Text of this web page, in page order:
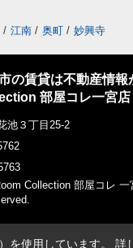
/ 江南 / 奥町 / 妙興寺
の賃貸は不動産情報
部屋コレ一宮店
池３丁目25-2
Collection 部屋コレ 一
を使用しています。 詳